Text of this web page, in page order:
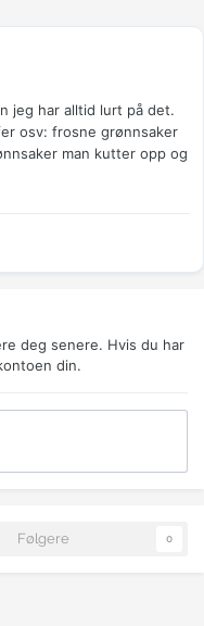
jeg har alltid lurt på det.
osv: frosne grønnsaker
man kutter opp og
deg senere. Hvis du har
din.
Følgere 0